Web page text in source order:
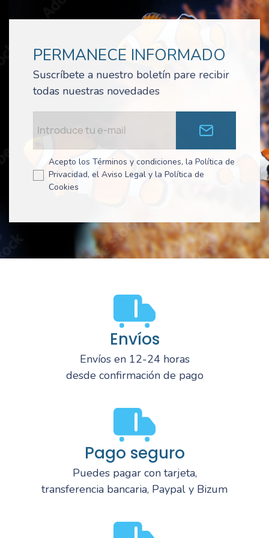
PERMANECE INFORMADO
Suscríbete a nuestro boletín pare recibir
todas nuestras novedades
Acepto los Términos y condiciones, la Política de
Privacidad, el Aviso Legal y la Política de
Cookies
Envíos
Envíos en 12-24 horas
desde confirmación de pago
Pago seguro
Puedes pagar con tarjeta,
transferencia bancaria, Paypal y Bizum